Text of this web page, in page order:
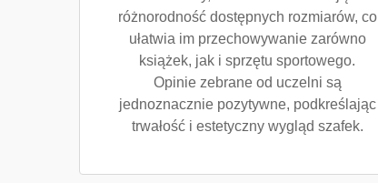
różnorodność dostępnych rozmiarów, co
ułatwia im przechowywanie zarówno
książek, jak i sprzętu sportowego.
Opinie zebrane od uczelni są
jednoznacznie pozytywne, podkreślając
trwałość i estetyczny wygląd szafek.